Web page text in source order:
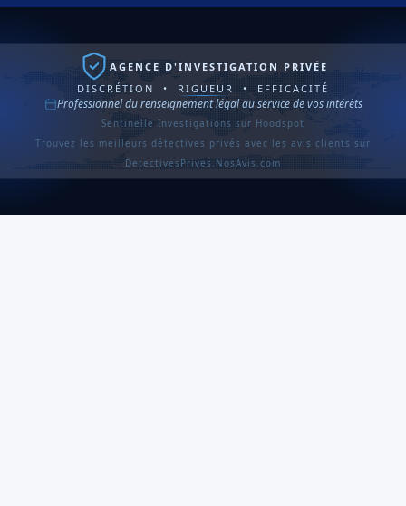
AGENCE D'INVESTIGATION PRIVÉE
DISCRÉTION • RIGUEUR • EFFICACITÉ
Professionnel du renseignement légal au service de vos intérêts
Sentinelle Investigations sur Hoodspot
Trouvez les meilleurs détectives privés avec les avis clients sur
DetectivesPrives.NosAvis.com